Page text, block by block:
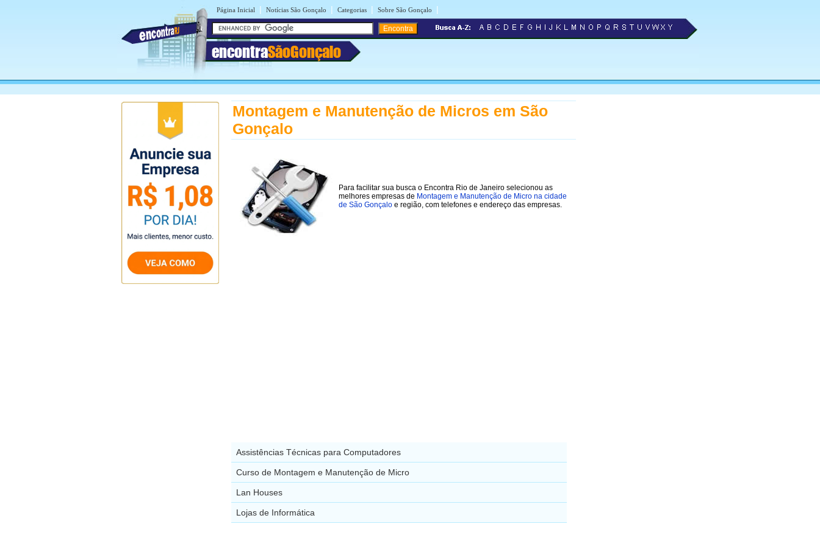
Página Inicial | Notícias São Gonçalo | Categorias | Sobre São Gonçalo |
encontraSãoGonçalo
Montagem e Manutenção de Micros em São
Gonçalo
Para facilitar sua busca o Encontra Rio de Janeiro selecionou as
melhores empresas de Montagem e Manutenção de Micro na cidade
de São Gonçalo e região, com telefones e endereço das empresas.
Assistências Técnicas para Computadores
Curso de Montagem e Manutenção de Micro
Lan Houses
Lojas de Informática